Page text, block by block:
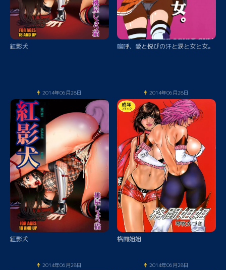
紅影犬 嗚呼、愛と悦びの汗と涙と女と女。
2014年06月28日
紅影犬
2014年06月28日
格闘姐姐
2014年06月28日 2014年06月28日